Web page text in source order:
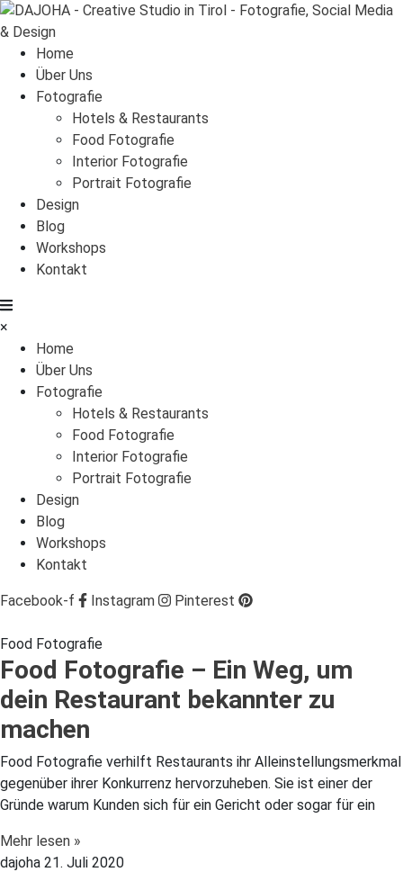
Home
Über Uns
Fotografie
Hotels & Restaurants
Food Fotografie
Interior Fotografie
Portrait Fotografie
Design
Blog
Workshops
Kontakt
×
Home
Über Uns
Fotografie
Hotels & Restaurants
Food Fotografie
Interior Fotografie
Portrait Fotografie
Design
Blog
Workshops
Kontakt
Facebook-f Instagram Pinterest
Food Fotografie
Food Fotografie – Ein Weg, um
dein Restaurant bekannter zu
machen
Food Fotografie verhilft Restaurants ihr Alleinstellungsmerkmal
gegenüber ihrer Konkurrenz hervorzuheben. Sie ist einer der
Gründe warum Kunden sich für ein Gericht oder sogar für ein
Mehr lesen »
dajoha 21. Juli 2020